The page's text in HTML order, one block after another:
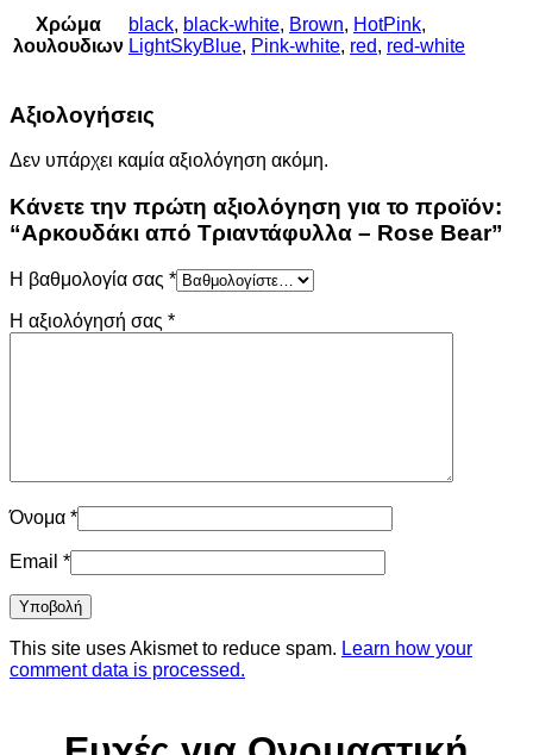
Χρώμα
λουλουδιων
black, black-white, Brown, HotPink,
LightSkyBlue, Pink-white, red, red-white
Αξιολογήσεις
Δεν υπάρχει καμία αξιολόγηση ακόμη.
Κάνετε την πρώτη αξιολόγηση για το προϊόν:
“Αρκουδάκι από Τριαντάφυλλα – Rose Bear”
Η βαθμολογία σας *
Η αξιολόγησή σας *
Όνομα *
Email *
This site uses Akismet to reduce spam. Learn how your
comment data is processed.